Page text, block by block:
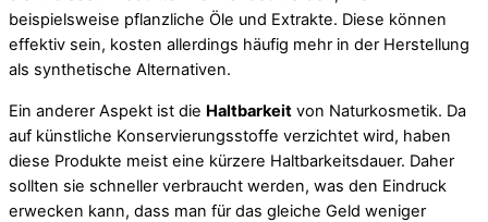
beispielsweise pflanzliche Öle und Extrakte. Diese können
effektiv sein, kosten allerdings häufig mehr in der Herstellung
als synthetische Alternativen.
Ein anderer Aspekt ist die Haltbarkeit von Naturkosmetik. Da
auf künstliche Konservierungsstoffe verzichtet wird, haben
diese Produkte meist eine kürzere Haltbarkeitsdauer. Daher
sollten sie schneller verbraucht werden, was den Eindruck
erwecken kann, dass man für das gleiche Geld weniger